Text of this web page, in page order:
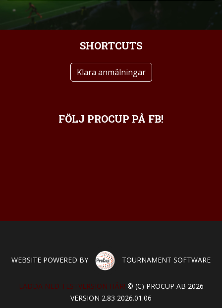
SHORTCUTS
Klara anmälningar
FÖLJ PROCUP PÅ FB!
WEBSITE POWERED BY TOURNAMENT SOFTWARE
LADDA NED TESTVERSION HÄR! © (C) PROCUP AB 2026
VERSION 2.83 2026.01.06